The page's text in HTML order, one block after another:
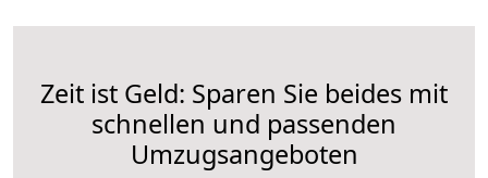
Zeit ist Geld: Sparen Sie beides mit
schnellen und passenden
Umzugsangeboten